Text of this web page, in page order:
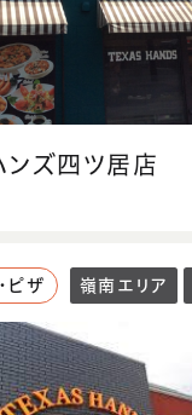
ンズ四ツ居店
ピザ 嶺南エリア